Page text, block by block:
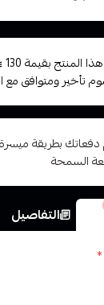
المنتج بقيمة 130
تأخير ومتوافق مع
السمحة
التفاصيل
*